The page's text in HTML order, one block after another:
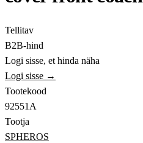
Tellitav
B2B-hind
Logi sisse, et hinda näha
Logi sisse →
Tootekood
92551A
Tootja
SPHEROS